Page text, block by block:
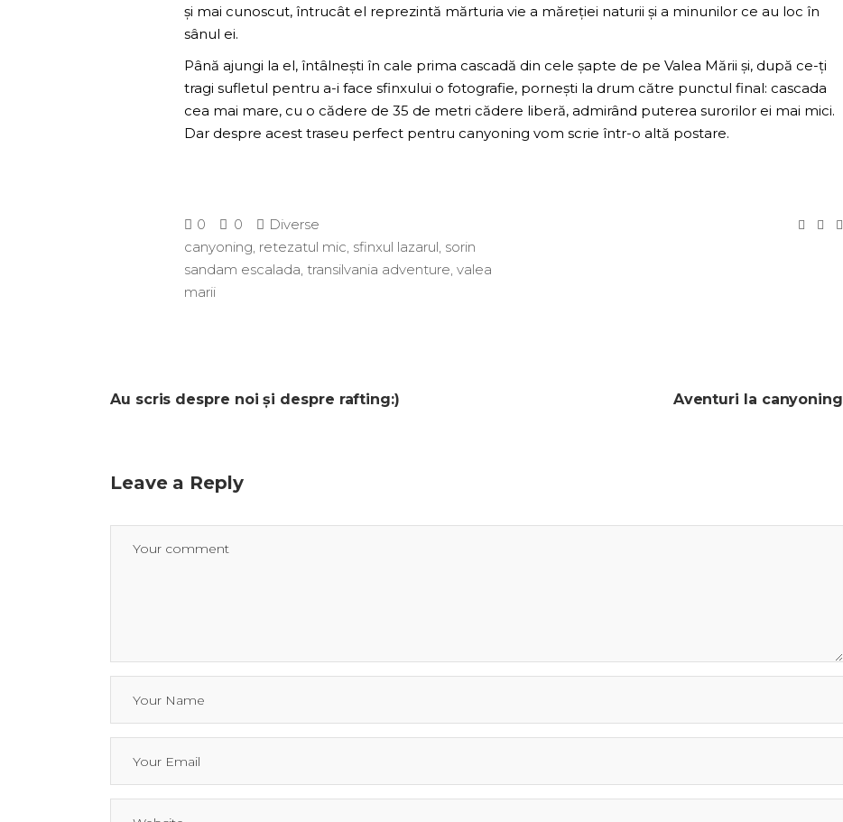
și mai cunoscut, întrucât el reprezintă mărturia vie a măreției naturii și a minunilor ce au loc în
sânul ei.
Până ajungi la el, întâlnești în cale prima cascadă din cele șapte de pe Valea Mării și, după ce-ți
tragi sufletul pentru a-i face sfinxului o fotografie, pornești la drum către punctul final: cascada
cea mai mare, cu o cădere de 35 de metri cădere liberă, admirând puterea surorilor ei mai mici.
Dar despre acest traseu perfect pentru canyoning vom scrie într-o altă postare.
0 0
Diverse
canyoning, retezatul mic, sfinxul lazarul, sorin
sandam escalada, transilvania adventure, valea
marii
Au scris despre noi și despre rafting:) Aventuri la canyoning
Leave a Reply